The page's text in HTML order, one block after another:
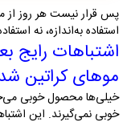
پس قرار نیست هر روز از
استفاده به‌اندازه، نه
اشتباهات رایج
موهای کراتین
خیلی‌ها محصول خوبی
خوبی نمی‌گیرند. این